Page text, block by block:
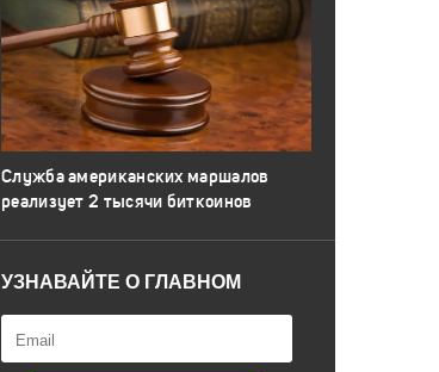
Служба американских маршалов
реализует 2 тысячи биткоинов
УЗНАВАЙТЕ О ГЛАВНОМ